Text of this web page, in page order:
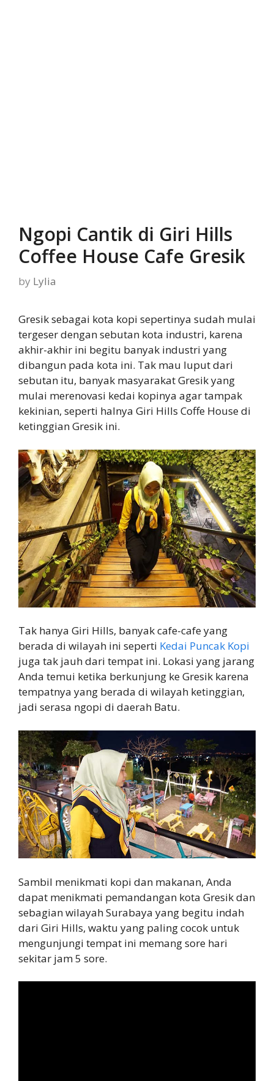
Ngopi Cantik di Giri Hills
Coffee House Cafe Gresik
by Lylia
Gresik sebagai kota kopi sepertinya sudah mulai
tergeser dengan sebutan kota industri, karena
akhir-akhir ini begitu banyak industri yang
dibangun pada kota ini. Tak mau luput dari
sebutan itu, banyak masyarakat Gresik yang
mulai merenovasi kedai kopinya agar tampak
kekinian, seperti halnya Giri Hills Coffe House di
ketinggian Gresik ini.
Tak hanya Giri Hills, banyak cafe-cafe yang
berada di wilayah ini seperti Kedai Puncak Kopi
juga tak jauh dari tempat ini. Lokasi yang jarang
Anda temui ketika berkunjung ke Gresik karena
tempatnya yang berada di wilayah ketinggian,
jadi serasa ngopi di daerah Batu.
Sambil menikmati kopi dan makanan, Anda
dapat menikmati pemandangan kota Gresik dan
sebagian wilayah Surabaya yang begitu indah
dari Giri Hills, waktu yang paling cocok untuk
mengunjungi tempat ini memang sore hari
sekitar jam 5 sore.